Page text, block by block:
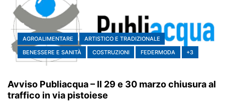
AGROALIMENTARE
ARTISTICO E TRADIZIONALE
BENESSERE E SANITÀ
COSTRUZIONI FEDERMODA +3
Avviso Publiacqua – Il 29 e 30 marzo chiusura al
traffico in via pistoiese